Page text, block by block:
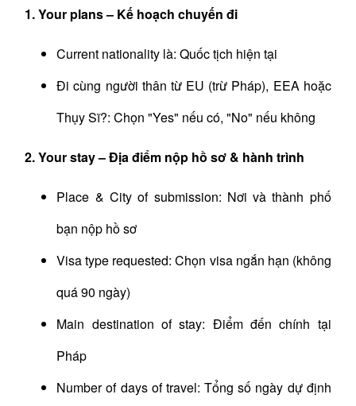
1. Your plans – Kế hoạch chuyến đi
Current nationality là: Quốc tịch hiện tại
Đi cùng người thân từ EU (trừ Pháp), EEA hoặc
Thụy Sĩ?: Chọn "Yes" nếu có, "No" nếu không
2. Your stay – Địa điểm nộp hồ sơ & hành trình
Place & City of submission: Nơi và thành phố
bạn nộp hồ sơ
Visa type requested: Chọn visa ngắn hạn (không
quá 90 ngày)
Main destination of stay: Điểm đến chính tại
Pháp
Number of days of travel: Tổng số ngày dự định